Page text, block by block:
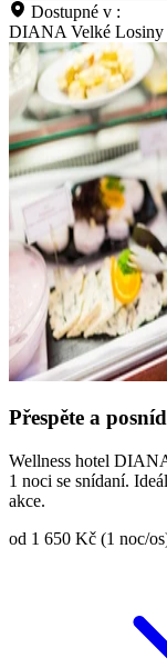
Dostupné v :
DIANA Velké Losiny
Přespěte a
Wellness hotel
1 noci se snídaní.
akce.
od 1 650 Kč (1 noc/